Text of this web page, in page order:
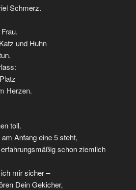
Schmerz.
und Huhn
Herzen.
toll.
Anfang eine 5 steht,
schon ziemlich
mir sicher –
Dein Gekicher,